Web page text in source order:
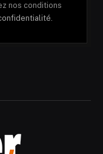
nos conditions